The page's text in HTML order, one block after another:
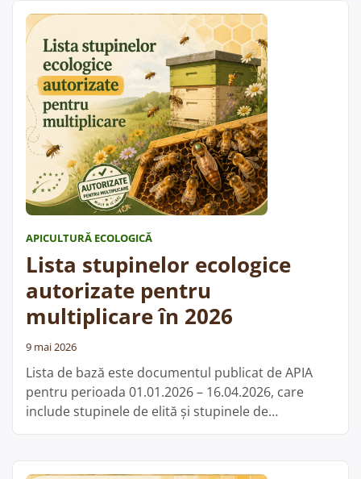
categoria fabricarea uleiurilor și grăsimilor
vegetale. Din aceste date nu …Cite;te mai
departe„Lista
operatorilor
certificați
ecologic
care
dețin
unități
pentru
fabricarea
uleiurilor
și
grăsimilor
vegetale”
APICULTURĂ ECOLOGICĂ
Lista stupinelor ecologice
autorizate pentru
multiplicare în 2026
9 mai 2026
Lista de bază este documentul publicat de APIA
pentru perioada 01.01.2026 – 16.04.2026, care
include stupinele de elită și stupinele de